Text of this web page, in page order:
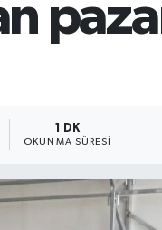
1 DK
OKUNMA SÜRESI